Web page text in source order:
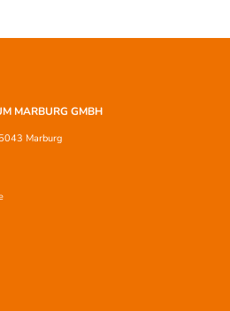
MARBURG GMBH
Marburg